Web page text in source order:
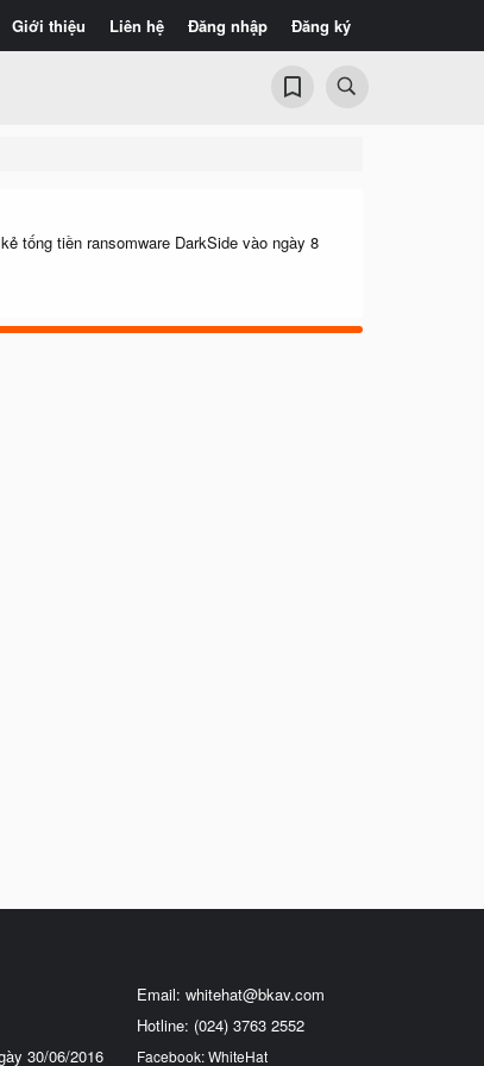
Giới thiệu Liên hệ Đăng nhập Đăng ký
tống tiền ransomware DarkSide vào ngày 8
30/06/2016
Email: whitehat@bkav.com
Hotline: (024) 3763 2552
Facebook: WhiteHat